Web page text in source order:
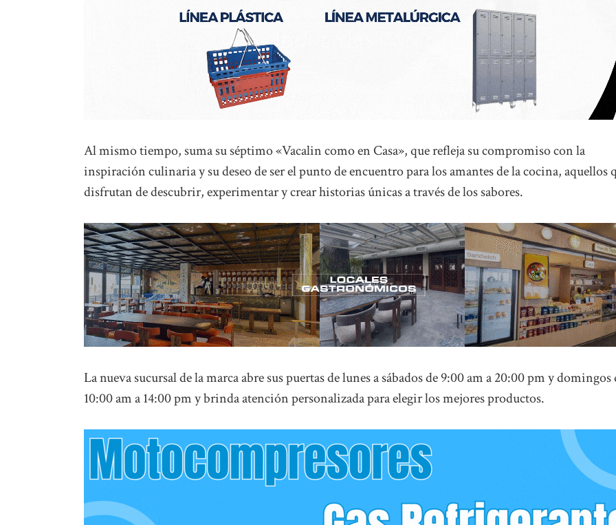
Al mismo tiempo, suma su séptimo «Vacalin como en Casa», que refleja su compromiso con la
inspiración culinaria y su deseo de ser el punto de encuentro para los amantes de la cocina, aquellos
disfrutan de descubrir, experimentar y crear historias únicas a través de los sabores.
La nueva sucursal de la marca abre sus puertas de lunes a sábados de 9:00 am a 20:00 pm y domingos
10:00 am a 14:00 pm y brinda atención personalizada para elegir los mejores productos.